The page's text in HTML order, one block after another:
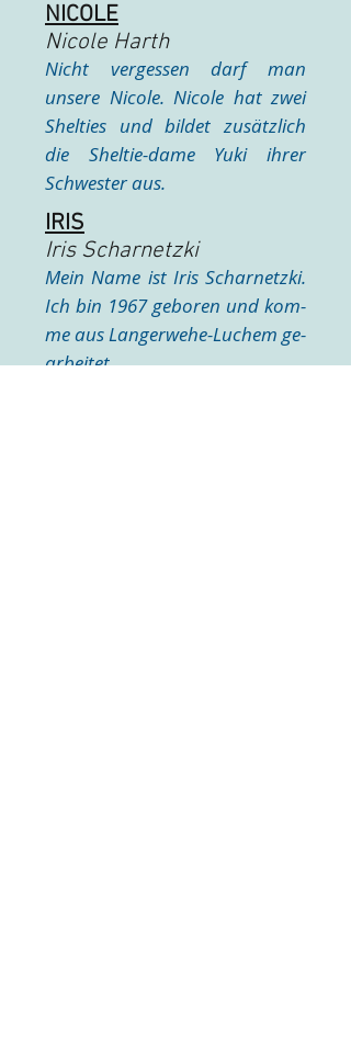
NICOLE
​Nicole Harth
Nicht vergessen darf man
unsere Nicole. Nicole hat zwei
Shelties und bildet zusätzlich
die Sheltie-dame Yuki ihrer
Schwester aus.
IRIS
​Iris Scharnetzki
Mein Name ist Iris Scharnetzki.
Ich bin 1967 geboren und kom-
me aus Langerwehe-Luchem ge-
arbeitet.